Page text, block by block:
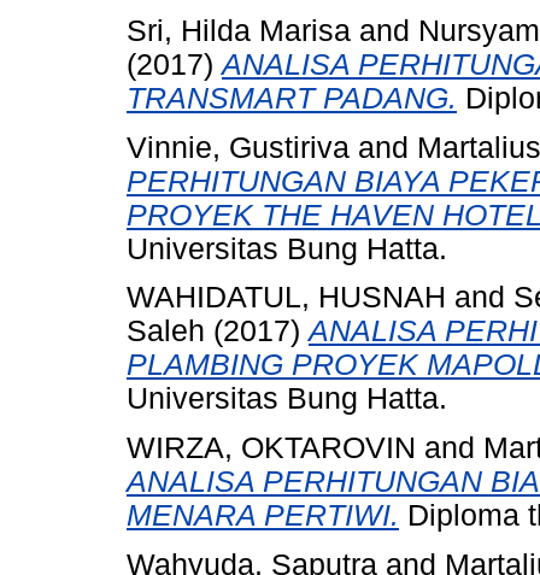
Sri, Hilda Marisa and
(2017)ANALISA
TRANSMART PADANG.
Vinnie, Gustiriva and
PERHITUNGAN BIAYA
PROYEK THE HAVEN
Universitas Bung Hatta.
WAHIDATUL, HUSNAH and
Saleh (2017)ANALISA
PLAMBING PROYEK
Universitas Bung Hatta.
WIRZA, OKTAROVIN and
ANALISA PERHITUNGAN
MENARA PERTIWI. Diploma
Wahyuda, Saputra and